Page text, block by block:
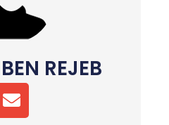
E
REJEB
E
N